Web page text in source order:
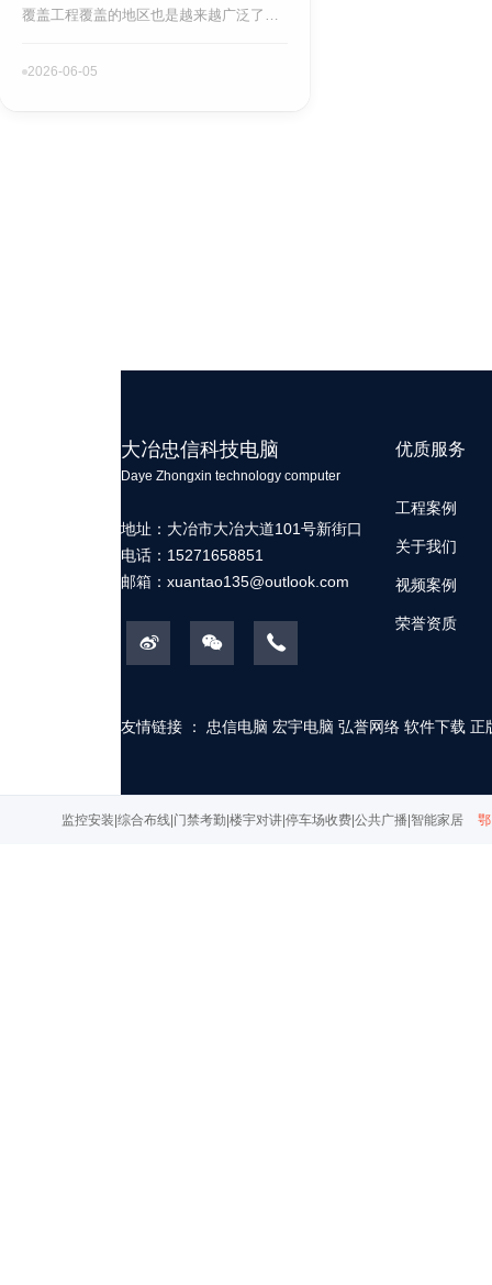
覆盖工程覆盖的地区也是越来越广泛了，
么，就来给详细的的介绍下……
2026-06-05
大冶忠信科技电脑
Daye Zhongxin technology computer
地址：大冶市大冶大道101号新街口
电话：15271658851
邮箱： xuantao135@outlook.com
优质服务
工程案例
关于我们
视频案例
荣誉资质
友情链接 ： 忠信电脑 宏宇电脑 弘誉网络 软件下载 正
监控安装|综合布线|门禁考勤|楼宇对讲|停车场收费|公共广播|智能家居